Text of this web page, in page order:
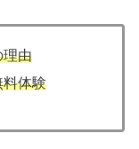
理由
料体験